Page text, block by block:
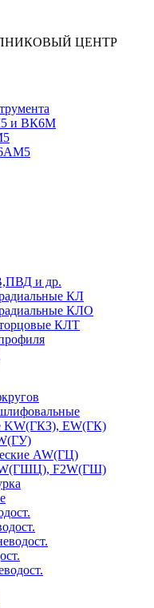
ЦЕНТР
и ВК6М
и др.
КЛ
КЛО
КЛТ
KW(ГКЗ), EW(ГК)
AW(ГЦ)
F2W(ГШ)